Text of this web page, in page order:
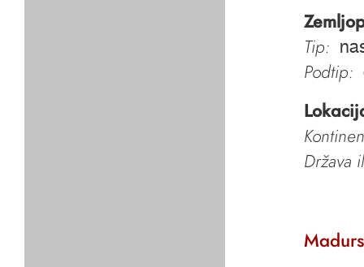
Tip:
Podtip:
Država